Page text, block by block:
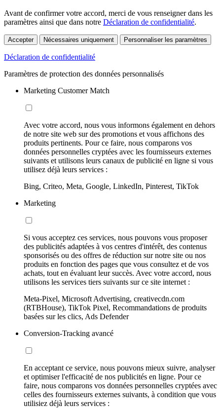
Avant de confirmer votre accord, merci de vous renseigner dans les
paramètres ainsi que dans notre Déclaration de confidentialité.
Accepter Nécessaires uniquement Personnaliser les paramètres
Déclaration de confidentialité
Paramètres de protection des données personnalisés
Marketing Customer Match
Avec votre accord, nous vous informons également en dehors
de notre site web sur des promotions et vous affichons des
produits pertinents. Pour ce faire, nous comparons vos
données personnelles cryptées avec les fournisseurs externes
suivants et utilisons leurs canaux de publicité en ligne si vous
utilisez déjà leurs services :
Bing, Criteo, Meta, Google, LinkedIn, Pinterest, TikTok
Marketing
Si vous acceptez ces services, nous pouvons vous proposer
des publicités adaptées à vos centres d'intérêt, des contenus
sponsorisés ou des offres de réduction sur notre site ou nos
produits en fonction des pages que vous consultez et de vos
achats, tout en évaluant leur succès. Avec votre accord, nous
utilisons les services tiers suivants sur ce site internet :
Meta-Pixel, Microsoft Advertising, creativecdn.com
(RTBHouse), TikTok Pixel, Recommandations de produits
basées sur les clics, Ads Defender
Conversion-Tracking avancé
En acceptant ce service, nous pouvons mieux suivre, analyser
et optimiser l'efficacité de nos publicités en ligne. Pour ce
faire, nous comparons vos données personnelles cryptées avec
celles des fournisseurs externes suivants, à condition que vous
utilisiez déjà leurs services :